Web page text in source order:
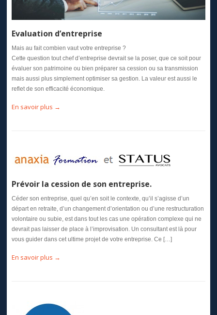
Evaluation d’entreprise
Mais au fait combien vaut votre entreprise ?
Cette question tout chef d’entreprise devrait se la poser, que ce soit pour
évaluer son patrimoine ou bien préparer sa cession ou sa transmission
mais aussi plus simplement optimiser sa gestion. La valeur est aussi le
reflet de son efficacité économique.
En savoir plus →
Prévoir la cession de son entreprise.
Céder son entreprise, quel qu’en soit le contexte, qu’il s’agisse d’un
départ en retraite, d’un changement d’orientation ou d’une restructuration
volontaire ou subie, est dans tout les cas une opération complexe qui ne
devrait pas laisser de place à l’improvisation. Un consultant est là pour
vous guider dans cet ultime projet de votre entreprise. Ce […]
En savoir plus →